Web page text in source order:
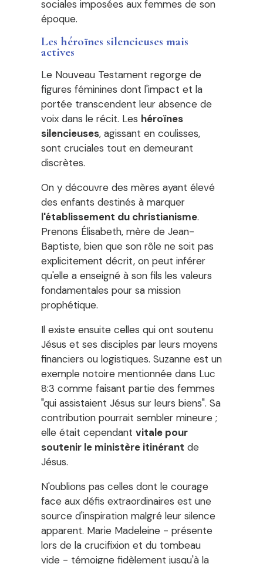
sociales imposées aux femmes de son
époque.
Les héroïnes silencieuses mais
actives
Le Nouveau Testament regorge de
figures féminines dont l'impact et la
portée transcendent leur absence de
voix dans le récit. Les héroïnes
silencieuses, agissant en coulisses,
sont cruciales tout en demeurant
discrètes.
On y découvre des mères ayant élevé
des enfants destinés à marquer
l'établissement du christianisme.
Prenons Élisabeth, mère de Jean-
Baptiste, bien que son rôle ne soit pas
explicitement décrit, on peut inférer
qu'elle a enseigné à son fils les valeurs
fondamentales pour sa mission
prophétique.
Il existe ensuite celles qui ont soutenu
Jésus et ses disciples par leurs moyens
financiers ou logistiques. Suzanne est un
exemple notoire mentionnée dans Luc
8:3 comme faisant partie des femmes
"qui assistaient Jésus sur leurs biens". Sa
contribution pourrait sembler mineure ;
elle était cependant vitale pour
soutenir le ministère itinérant de
Jésus.
N'oublions pas celles dont le courage
face aux défis extraordinaires est une
source d'inspiration malgré leur silence
apparent. Marie Madeleine - présente
lors de la crucifixion et du tombeau
vide - témoigne fidèlement jusqu'à la